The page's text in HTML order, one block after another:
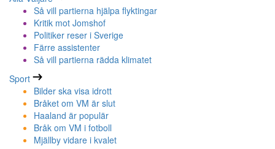
Så vill partierna hjälpa flyktingar
Kritik mot Jomshof
Politiker reser i Sverige
Färre assistenter
Så vill partierna rädda klimatet
Sport
Bilder ska visa idrott
Bråket om VM är slut
Haaland är populär
Bråk om VM i fotboll
Mjällby vidare i kvalet